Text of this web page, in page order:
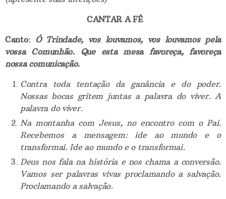
CANTAR A FÉ
Canto: Ó Trindade, vos louvamos, vos louvamos pela
vossa Comunhão. Que esta mesa favoreça, favoreça
nossa comunicação.
Contra toda tentação da ganância e do poder.
Nossas bocas gritem juntas a palavra do viver. A
palavra do viver.
Na montanha com Jesus, no encontro com o Pai.
Recebemos a mensagem: ide ao mundo e o
transformai. Ide ao mundo e o transformai.
Deus nos fala na história e nos chama a conversão.
Vamos ser palavras vivas proclamando a salvação.
Proclamando a salvação.